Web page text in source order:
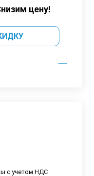
цену!
с учетом НДС